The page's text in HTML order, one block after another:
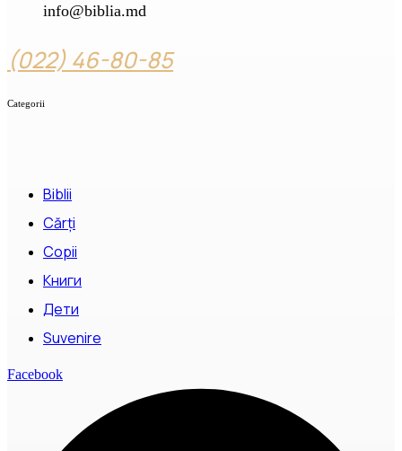
info@biblia.md
(022) 46-80-85
Categorii
Biblii
Cărți
Copii
Книги
Дети
Suvenire
Facebook